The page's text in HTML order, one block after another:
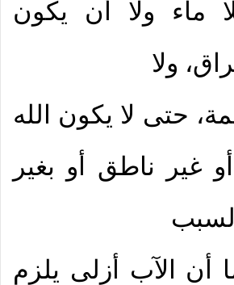
ماء ولا أن يكون
ولا
حتى لا يكون الله
غير ناطق أو بغير
أن الآب أزلى يلزم